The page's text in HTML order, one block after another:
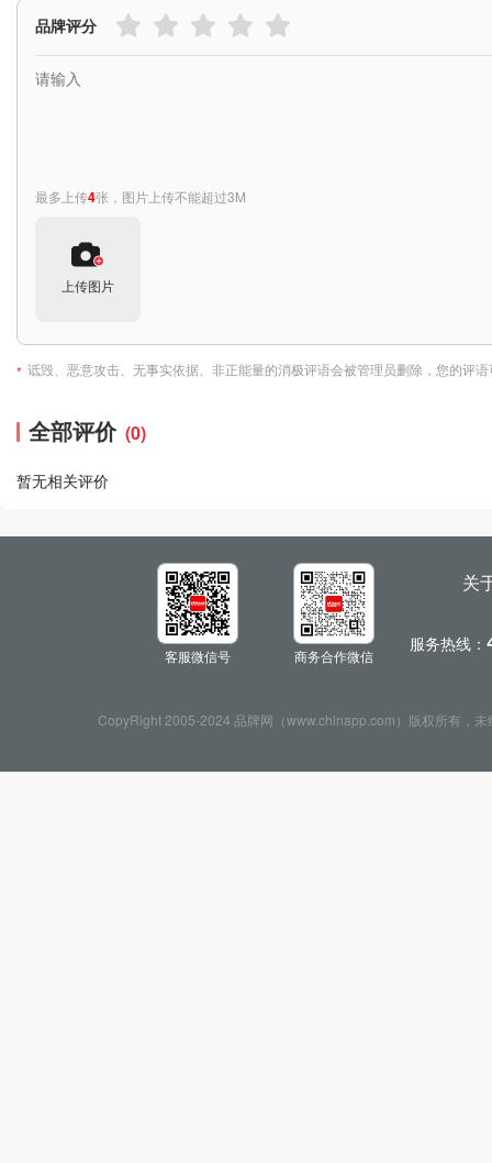
品牌评分
最多上传4张，图片上传不能超过3M
上传图片
* 诋毁、恶意攻击、无事实依据、非正能量的消极评语会被管理员删除，您的评
全部评价 (0)
暂无相关评价
客服微信号 商务合作微信
关
服务热线：
CopyRight 2005-2024 品牌网（www.chinapp.com）版权所有，